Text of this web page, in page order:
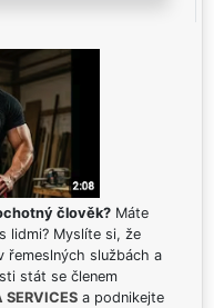
člověk? Máte
lidmi? Myslíte si, že
řemeslných službách a
stát se členem
SERVICES a podnikejte